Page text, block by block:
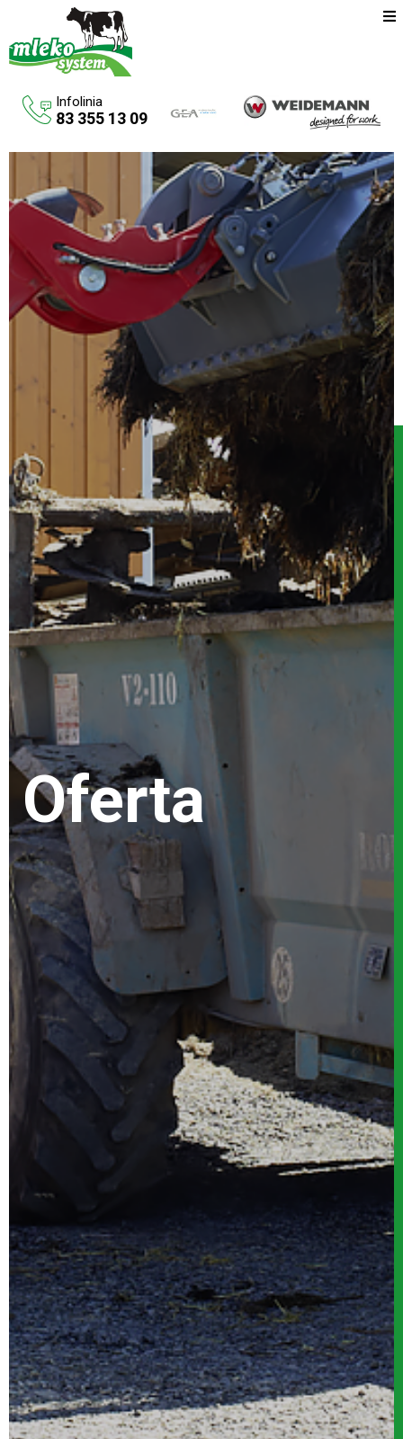
Maszyny rolnicze
Budowa budynków inwentarskich
Systemy udojowe konwencjonalne
Zbiorniki na paliwo
Kontakt
Infolinia
83 355 13 09
Oferta